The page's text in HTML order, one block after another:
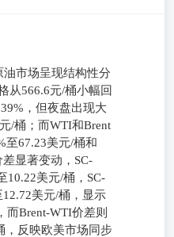
市场呈现结构性分
从566.6元/桶小幅回
，但夜盘出现大
/桶；而WTI和Brent
至67.23美元/桶和
显著变动，SC-
10.22美元/桶，SC-
美元/桶，显示
而Brent-WTI价差则
，反映欧美市场同步